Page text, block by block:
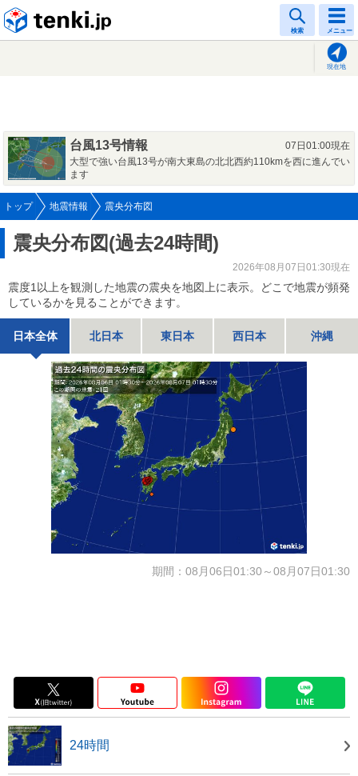
検索 メニュー
現在地
台風13号情報
07日01:00現在
大型で強い台風13号が南大東島の北北西約110kmを西に進んでい
ます
トップ 地震情報 震央分布図
震央分布図(過去24時間)
2026年08月07日01:30現在
震度1以上を観測した地震の震央を地図上に表示。どこで地震が頻発
しているかを見ることができます。
日本全体 北日本 東日本 西日本 沖縄
期間：08月06日01:30～08月07日01:30
24時間